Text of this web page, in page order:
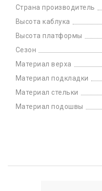
Страна производитель
Высота каблука
Высота платформы
Сезон
Материал верха
Материал подкладки
Материал стельки
Материал подошвы